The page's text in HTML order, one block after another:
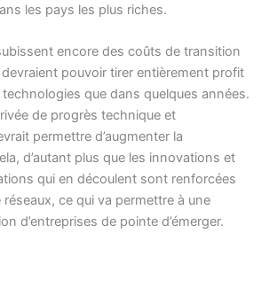
les pays les plus riches.
encore des coûts de transition
pouvoir tirer entièrement profit
que dans quelques années.
de progrès technique et
permettre d’augmenter la
d’autant plus que les innovations et
qui en découlent sont renforcées
ce qui va permettre à une
d’entreprises de pointe d’émerger.